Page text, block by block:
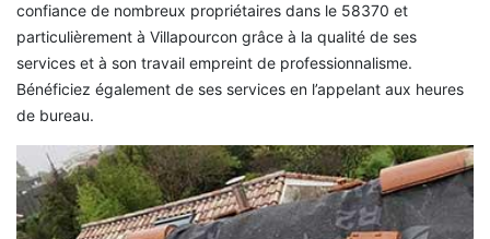
confiance de nombreux propriétaires dans le 58370 et
particulièrement à Villapourcon grâce à la qualité de ses
services et à son travail empreint de professionnalisme.
Bénéficiez également de ses services en l’appelant aux heures
de bureau.